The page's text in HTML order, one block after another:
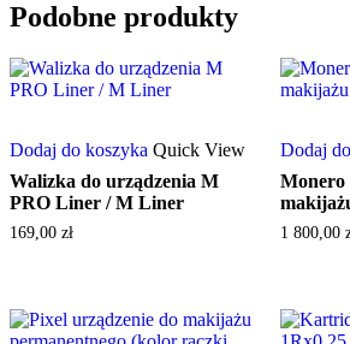
Podobne produkty
Dodaj do koszyka Quick View
Walizka do urządzenia M
PRO Liner / M Liner
169,00 zł
Dodaj
Monero
1 800,00